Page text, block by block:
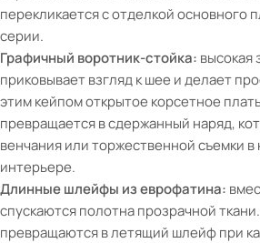
перекликается с отделкой основного
серии.
Графичный воротник-стойка: высокая
приковывает взгляд к шее и делает
этим кейпом открытое корсетное
превращается в сдержанный наряд,
венчания или торжественной съемки в
интерьере.
Длинные шлейфы из еврофатина:
спускаются полотна прозрачной
превращаются в летящий шлейф при